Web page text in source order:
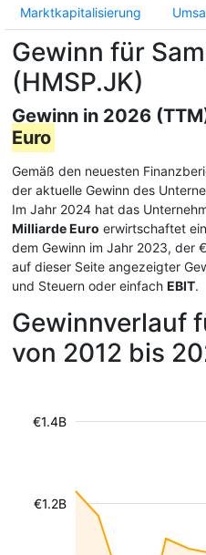
Marktkapitalisierung
Gewinn für
(HMSP.JK)
Gewinn in 2026
Euro
Gemäß den neuesten
der aktuelle Gewinn des
Im Jahr 2024 hat das
Milliarde Euro erwirtschaftet
dem Gewinn im Jahr 2023, der
auf dieser Seite angezeigter
und Steuern oder einfach EBIT.
Gewinnverlauf
von 2012 bis
€1.2B
€1.4B